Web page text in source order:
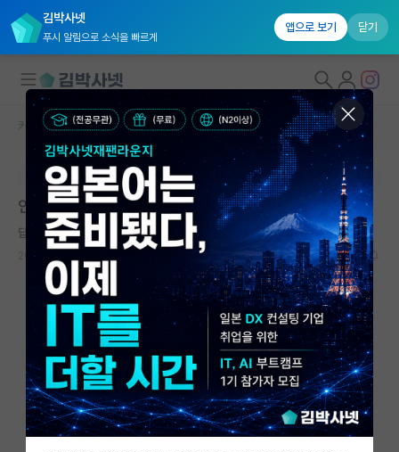
김박사넷
푸시 알림으로 소식을 빠르게
앱으로 보기 닫기
대학원생 모집
국내대학원 정보
연구실&오픈랩
커뮤니티
커뮤니티 홈
전체글보기
베스트 게시판
IF 명예의전당
자유 게시판(아무개랩)
커뮤니티 홈 자유 게시판(아무개랩)
본문이 수정되지 않는 박제글입니다.
안녕하세요 대학원 진학 관련 조안 부탁드립니다
답답한 카를 가우스
2025.01.29